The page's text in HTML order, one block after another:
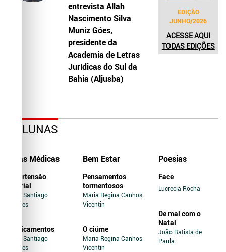
entrevista Allah
Nascimento Silva
Muniz Góes,
presidente da
Academia de Letras
Jurídicas do Sul da
Bahia (Aljusba)
EDIÇÃO
JUNHO/2026
ACESSE AQUI
TODAS EDIÇÕES
COLUNAS
Dicas Médicas
Hipertensão
Arterial
Jairo Santiago
Novaes
Medicamentos
Jairo Santiago
Novaes
Bem Estar
Pensamentos
tormentosos
Maria Regina Canhos
Vicentin
O ciúme
Maria Regina Canhos
Vicentin
Poesias
Face
Lucrecia Rocha
De mal com o
Natal
João Batista de
Paula